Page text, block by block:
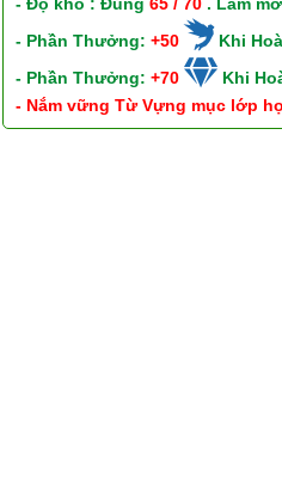
- Độ khó : Đúng65 / 70 . Làm
- Phần Thưởng:+50
Khi
- Phần Thưởng:+70
Khi
- Nắm vững Từ Vựng mục lớp